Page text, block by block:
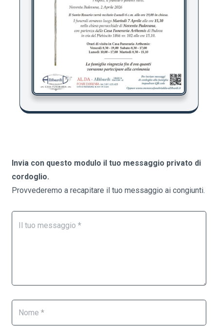
Invia con questo modulo il tuo messaggio privato di
cordoglio.
Provvederemo a recapitare il tuo messaggio ai congiunti.
un
questo
campo
vuoto.